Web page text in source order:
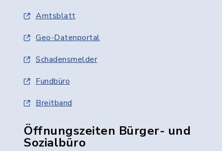
Amtsblatt
Geo-Datenportal
Schadensmelder
Fundbüro
Breitband
Öffnungszeiten Bürger- und
Sozialbüro